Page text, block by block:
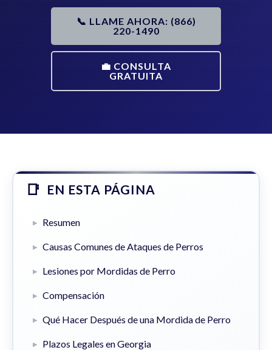
📞 LLAME AHORA: (866)
220-1490
💼 CONSULTA
GRATUITA
EN ESTA PÁGINA
Resumen
Causas Comunes de Ataques de Perros
Lesiones por Mordidas de Perro
Compensación
Qué Hacer Después de una Mordida de Perro
Plazos Legales en Georgia